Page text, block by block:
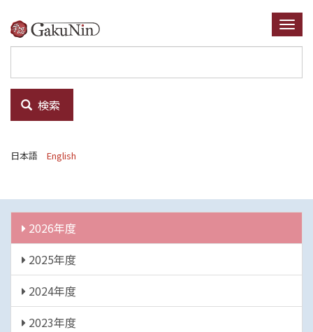
イ
ン
ン
テ
ツ
検索
日本語 English
年
度
2026年度
2025年度
2024年度
2023年度